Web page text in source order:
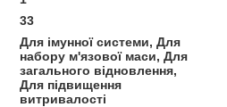
33
Для імунної системи, Для
набору м'язової маси, Для
загального відновлення,
Для підвищення
витривалості